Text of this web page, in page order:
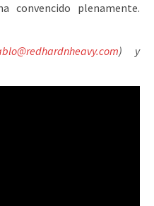
convencido plenamente.
) y